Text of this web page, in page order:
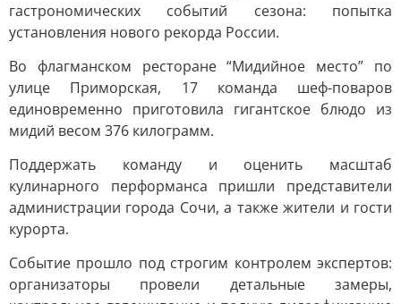
гастрономических событий сезона: попытка
установления нового рекорда России.
Во флагманском ресторане “Мидийное место” по
улице Приморская, 17 команда шеф-поваров
единовременно приготовила гигантское блюдо из
мидий весом 376 килограмм.
Поддержать команду и оценить масштаб
кулинарного перформанса пришли представители
администрации города Сочи, а также жители и гости
курорта.
Событие прошло под строгим контролем экспертов:
организаторы провели детальные замеры,